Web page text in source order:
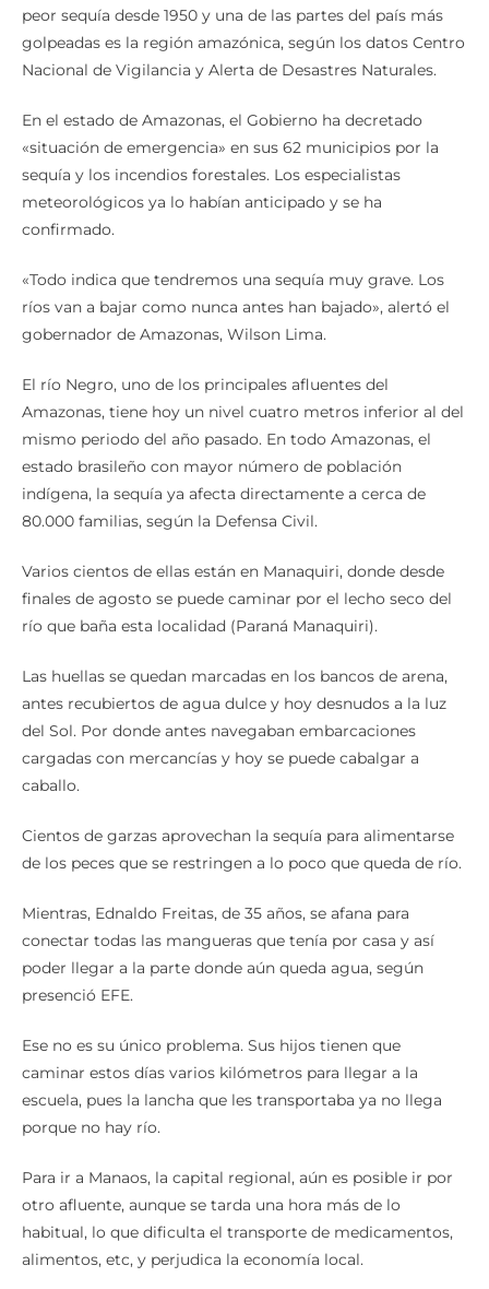
peor sequía desde 1950 y una de las partes del país más
golpeadas es la región amazónica, según los datos Centro
Nacional de Vigilancia y Alerta de Desastres Naturales.
En el estado de Amazonas, el Gobierno ha decretado
«situación de emergencia» en sus 62 municipios por la
sequía y los incendios forestales. Los especialistas
meteorológicos ya lo habían anticipado y se ha
confirmado.
«Todo indica que tendremos una sequía muy grave. Los
ríos van a bajar como nunca antes han bajado», alertó el
gobernador de Amazonas, Wilson Lima.
El río Negro, uno de los principales afluentes del
Amazonas, tiene hoy un nivel cuatro metros inferior al del
mismo periodo del año pasado. En todo Amazonas, el
estado brasileño con mayor número de población
indígena, la sequía ya afecta directamente a cerca de
80.000 familias, según la Defensa Civil.
Varios cientos de ellas están en Manaquiri, donde desde
finales de agosto se puede caminar por el lecho seco del
río que baña esta localidad (Paraná Manaquiri).
Las huellas se quedan marcadas en los bancos de arena,
antes recubiertos de agua dulce y hoy desnudos a la luz
del Sol. Por donde antes navegaban embarcaciones
cargadas con mercancías y hoy se puede cabalgar a
caballo.
Cientos de garzas aprovechan la sequía para alimentarse
de los peces que se restringen a lo poco que queda de río.
Mientras, Ednaldo Freitas, de 35 años, se afana para
conectar todas las mangueras que tenía por casa y así
poder llegar a la parte donde aún queda agua, según
presenció EFE.
Ese no es su único problema. Sus hijos tienen que
caminar estos días varios kilómetros para llegar a la
escuela, pues la lancha que les transportaba ya no llega
porque no hay río.
Para ir a Manaos, la capital regional, aún es posible ir por
otro afluente, aunque se tarda una hora más de lo
habitual, lo que dificulta el transporte de medicamentos,
alimentos, etc, y perjudica la economía local.